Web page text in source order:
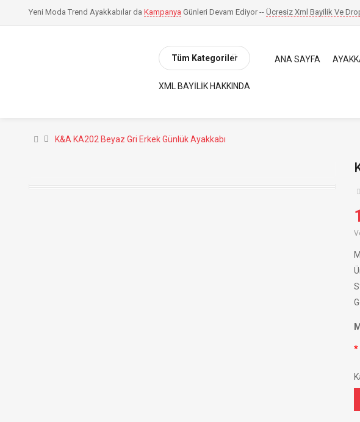
Yeni Moda Trend Ayakkabılar daKampanya Günleri Devam Ediyor --Ücresiz Xml Bayilik Ve
Tüm Kategoriler ANA SAYFA
XML BAYILIK HAKKINDA
K&A KA202 Beyaz Gri Erkek Günlük Ayakkabı